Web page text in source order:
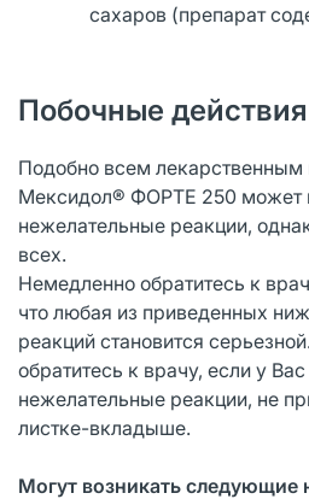
сахаров (препарат
Побочные действия
Подобно всем лекарственным
Мексидол® ФОРТЕ 250 может
нежелательные реакции,
всех.
Немедленно обратитесь к
что любая из приведенных
реакций становится
обратитесь к врачу, если у
нежелательные реакции, не
листке-вкладыше.
Могут возникать следующие